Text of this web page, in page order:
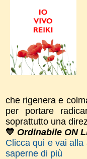
che rigenera e
per portare
soprattutto una
💙 Ordinabile ON
Clicca qui e vai
saperne di più